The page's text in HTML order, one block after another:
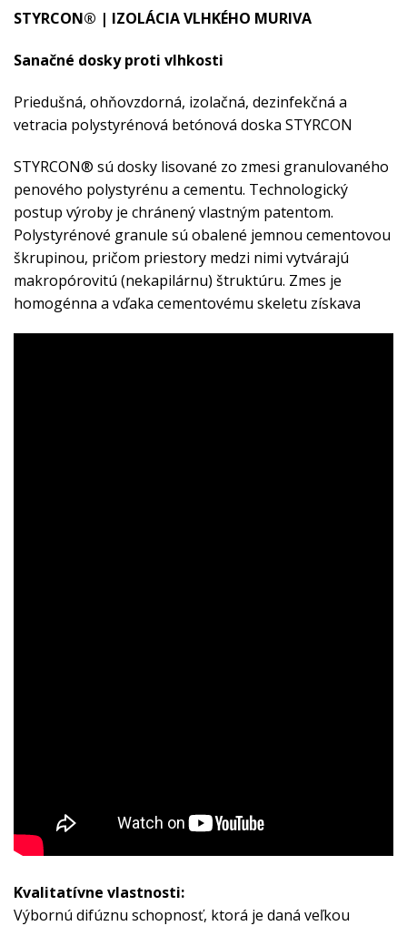
STYRCON® | IZOLÁCIA VLHKÉHO MURIVA
Sanačné dosky proti vlhkosti
Priedušná, ohňovzdorná, izolačná, dezinfekčná a
vetracia polystyrénová betónová doska STYRCON
STYRCON® sú dosky lisované zo zmesi granulovaného
penového polystyrénu a cementu. Technologický
postup výroby je chránený vlastným patentom.
Polystyrénové granule sú obalené jemnou cementovou
škrupinou, pričom priestory medzi nimi vytvárajú
makropórovitú (nekapilárnu) štruktúru. Zmes je
homogénna a vďaka cementovému skeletu získava
Kvalitatívne vlastnosti:
Výbornú difúznu schopnosť, ktorá je daná veľkou